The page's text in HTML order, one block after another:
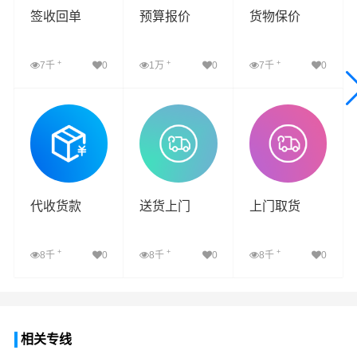
签收回单
7千 + 0
查看详细
预算报价
1万+ 0
查看详细
货物保价
7千 + 0
查看详细
代收货款
8千 + 0
送货上门
8千+ 0
上门取货
8千 + 0
相关专线